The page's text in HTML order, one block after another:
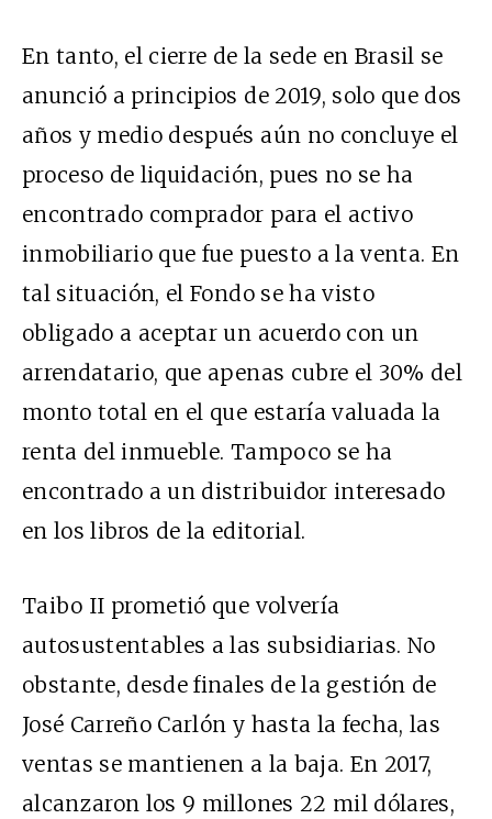
En tanto, el cierre de la sede en Brasil se
anunció a principios de 2019, solo que dos
años y medio después aún no concluye el
proceso de liquidación, pues no se ha
encontrado comprador para el activo
inmobiliario que fue puesto a la venta. En
tal situación, el Fondo se ha visto
obligado a aceptar un acuerdo con un
arrendatario, que apenas cubre el 30% del
monto total en el que estaría valuada la
renta del inmueble. Tampoco se ha
encontrado a un distribuidor interesado
en los libros de la editorial.
Taibo II prometió que volvería
autosustentables a las subsidiarias. No
obstante, desde finales de la gestión de
José Carreño Carlón y hasta la fecha, las
ventas se mantienen a la baja. En 2017,
alcanzaron los 9 millones 22 mil dólares,